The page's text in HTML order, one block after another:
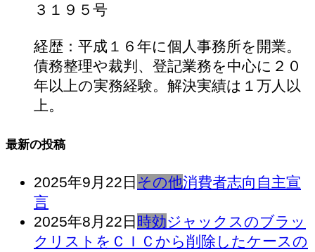
３１９５号
経歴：平成１６年に個人事務所を開業。
債務整理や裁判、登記業務を中心に２０
年以上の実務経験。解決実績は１万人以
上。
最新の投稿
2025年9月22日 その他消費者志向自主宣
言
2025年8月22日 時効ジャックスのブラッ
クリストをＣＩＣから削除したケースの